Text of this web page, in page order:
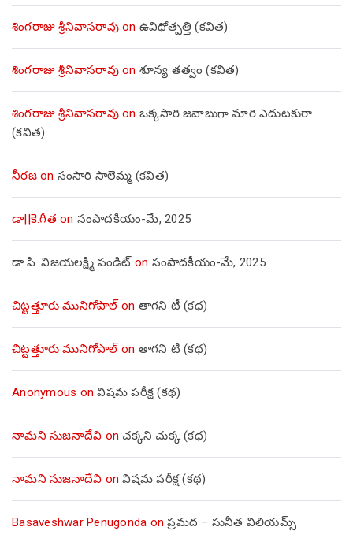
శింగరాజు శ్రీనివాసరావుon ఉవిధోత్పత్తి (కవిత)
శింగరాజు శ్రీనివాసరావుon శూన్య తత్వం (కవిత)
శింగరాజు శ్రీనివాసరావుon ఒక్కసారి జవాబుగా మారి ఎదుటకురా….
(కవిత)
నీరజon సంసారి సాలెమ్మ (కవిత)
డా||కె.గీత on సంపాదకీయం-మే, 2025
డా.పి. విజయలక్ష్మి పండిట్ on సంపాదకీయం-మే, 2025
చిట్టత్తూరు మునిగోపాల్on తాగని టీ (కథ)
చిట్టత్తూరు మునిగోపాల్on తాగని టీ (కథ)
Anonymous onవిషమ పరీక్ష (క‌థ‌)
నామని సుజనాదేవి onచక్కని చుక్క (కథ)
నామని సుజనాదేవి onవిషమ పరీక్ష (క‌థ‌)
Basaveshwar Penugonda onప్రమద – సునీత విలియమ్స్